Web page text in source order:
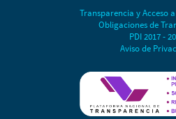
Transparencia y Acceso
Obligaciones de
PDI 2017 -
Aviso de